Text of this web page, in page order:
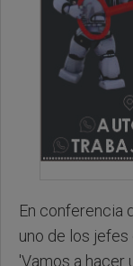
En conferencia
uno de los
'Vamos a hacer